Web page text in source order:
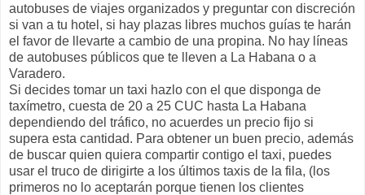
autobuses de viajes organizados y preguntar con discreción
si van a tu hotel, si hay plazas libres muchos guías te harán
el favor de llevarte a cambio de una propina. No hay líneas
de autobuses públicos que te lleven a La Habana o a
Varadero.
Si decides tomar un taxi hazlo con el que disponga de
taxímetro, cuesta de 20 a 25 CUC hasta La Habana
dependiendo del tráfico, no acuerdes un precio fijo si
supera esta cantidad. Para obtener un buen precio, además
de buscar quien quiera compartir contigo el taxi, puedes
usar el truco de dirigirte a los últimos taxis de la fila, (los
primeros no lo aceptarán porque tienen los clientes